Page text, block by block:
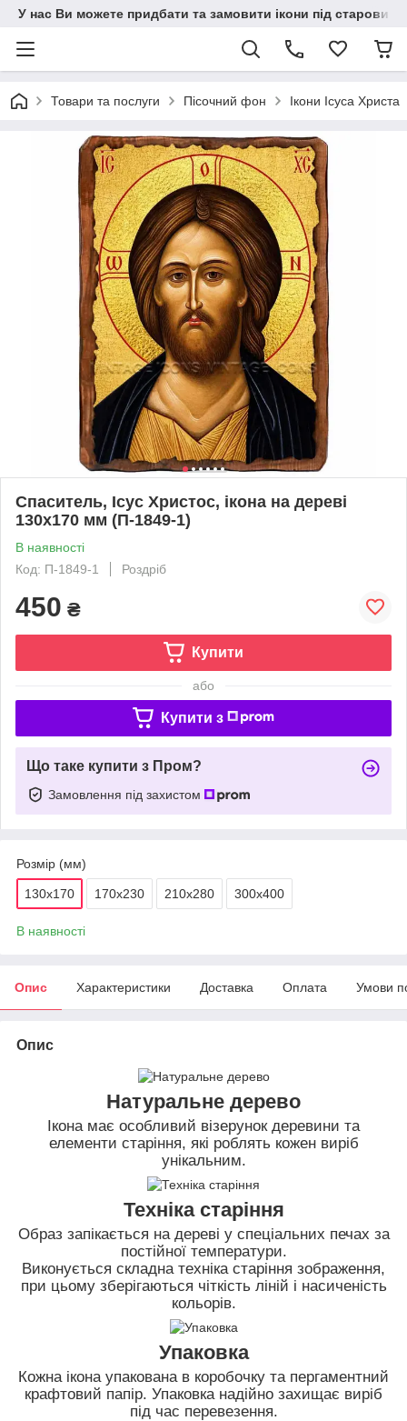
У нас Ви можете придбати та замовити ікони під
Товари та послуги Пісочний фон Ікони Ісуса Христа
Спаситель, Ісус Христос, ікона на дереві
130х170 мм (П-1849-1)
В наявності
Код: П-1849-1
Роздріб
450 ₴
Купити
або
Купити з
Що таке купити з Пром?
Замовлення під захистом
Розмір (мм)
130х170 170х230 210х280 300х400
В наявності
Опис Характеристики Доставка Оплата Умови
Опис
Натуральне дерево
Ікона має особливий візерунок деревини та
елементи старіння, які роблять кожен виріб
унікальним.
Техніка старіння
Образ запікається на дереві у спеціальних печах за
постійної температури.
Виконується складна техніка старіння зображення,
при цьому зберігаються чіткість ліній і насиченість
кольорів.
Упаковка
Кожна ікона упакована в коробочку та пергаментний
крафтовий папір. Упаковка надійно захищає виріб
під час перевезення.